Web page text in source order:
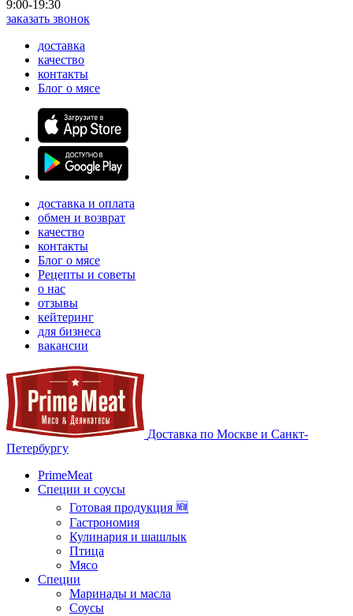
9:00-19:30
заказать звонок
доставка
качество
контакты
Блог о мясе
доставка и оплата
обмен и возврат
качество
контакты
Блог о мясе
Рецепты и советы
о нас
отзывы
кейтеринг
для бизнеса
вакансии
Доставка по Москве и Санкт-
Петербургу
PrimeMeat
Специи и соусы
Готовая продукция 🆕
Гастрономия
Кулинария и шашлык
Птица
Мясо
Специи
Маринады и масла
Соусы